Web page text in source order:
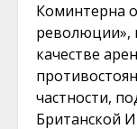
Коминтерна
революции»,
качестве
частности,
Британской